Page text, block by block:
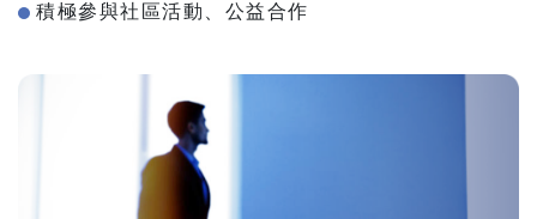
積極參與社區活動、公益合作